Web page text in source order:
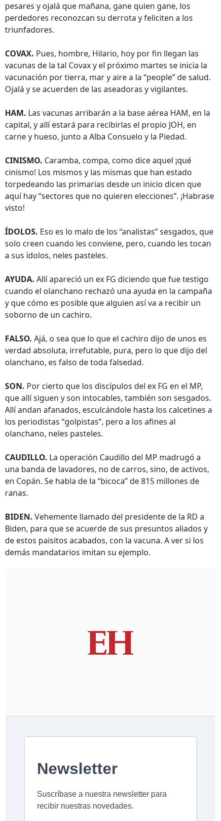
pesares y ojalá que mañana, gane quien gane, los
perdedores reconozcan su derrota y feliciten a los
triunfadores.
COVAX. Pues, hombre, Hilario, hoy por fin llegan las
vacunas de la tal Covax y el próximo martes se inicia la
vacunación por tierra, mar y aire a la “people” de salud.
Ojalá y se acuerden de las aseadoras y vigilantes.
HAM. Las vacunas arribarán a la base aérea HAM, en la
capital, y allí estará para recibirlas el propio JOH, en
carne y hueso, junto a Alba Consuelo y la Piedad.
CINISMO. Caramba, compa, como dice aquel ¡qué
cinismo! Los mismos y las mismas que han estado
torpedeando las primarias desde un inicio dicen que
aquí hay “sectores que no quieren elecciones”. ¡Habrase
visto!
ÍDOLOS. Eso es lo malo de los “analistas” sesgados, que
solo creen cuando les conviene, pero, cuando les tocan
a sus ídolos, neles pasteles.
AYUDA. Allí apareció un ex FG diciendo que fue testigo
cuando el olanchano rechazó una ayuda en la campaña
y que cómo es posible que alguien así va a recibir un
soborno de un cachiro.
FALSO. Ajá, o sea que lo que el cachiro dijo de unos es
verdad absoluta, irrefutable, pura, pero lo que dijo del
olanchano, es falso de toda falsedad.
SON. Por cierto que los discípulos del ex FG en el MP,
que allí siguen y son intocables, también son sesgados.
Allí andan afanados, esculcándole hasta los calcetines a
los periodistas “golpistas”, pero a los afines al
olanchano, neles pasteles.
CAUDILLO. La operación Caudillo del MP madrugó a
una banda de lavadores, no de carros, sino, de activos,
en Copán. Se habla de la “bicoca” de 815 millones de
ranas.
BIDEN. Vehemente llamado del presidente de la RD a
Biden, para que se acuerde de sus presuntos aliados y
de estos paisitos acabados, con la vacuna. A ver si los
demás mandatarios imitan su ejemplo.